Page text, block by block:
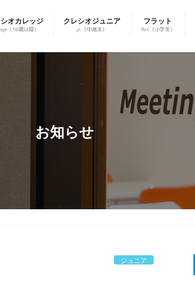
オカレッジ
（18歳以降）
クレシオジュニア
jr.（中高生）
フラット
flat（小学生）
お知らせ
ジュニア